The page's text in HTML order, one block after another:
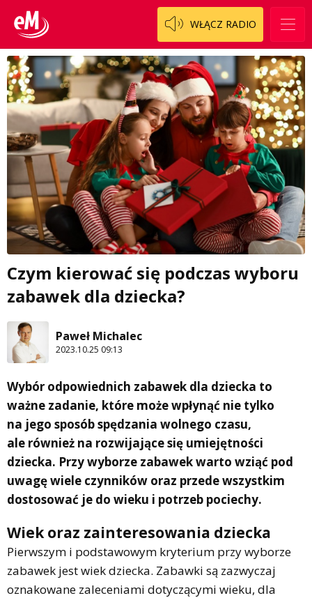
WŁĄCZ RADIO
Czym kierować się podczas wyboru
zabawek dla dziecka?
Paweł Michalec
2023.10.25 09:13
Wybór odpowiednich zabawek dla dziecka to
ważne zadanie, które może wpłynąć nie tylko
na jego sposób spędzania wolnego czasu,
ale również na rozwijające się umiejętności
dziecka. Przy wyborze zabawek warto wziąć pod
uwagę wiele czynników oraz przede wszystkim
dostosować je do wieku i potrzeb pociechy.
Wiek oraz zainteresowania dziecka
Pierwszym i podstawowym kryterium przy wyborze
zabawek jest wiek dziecka. Zabawki są zazwyczaj
oznakowane zaleceniami dotyczącymi wieku, dla